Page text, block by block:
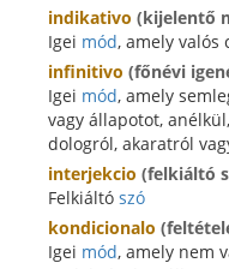
indikativo (kijelentő
Igei mód, amely valós
infinitivo (főnévi
Igei mód, amely
vagy állapotot,
dologról, akaratról
interjekcio (felkiáltó
Felkiáltó szó
kondicionalo
Igei mód, amely nem